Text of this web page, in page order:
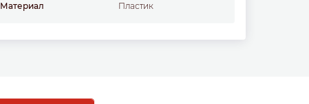
Материал пластик